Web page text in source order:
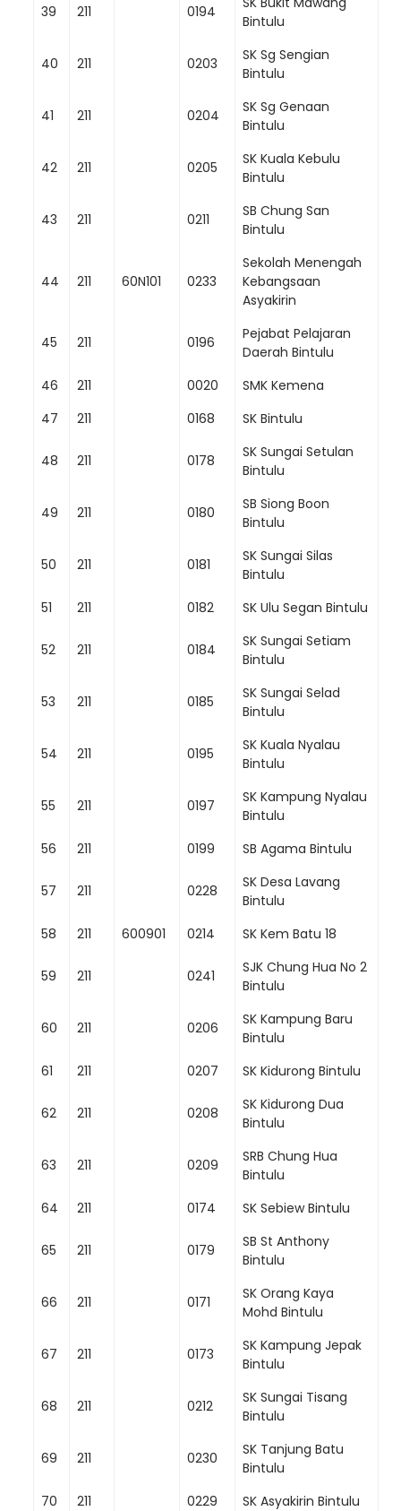
39 211 0194
Bintulu
40 211 0203
SK Sg Sengian
Bintulu
41 211 0204
SK Sg Genaan
Bintulu
42 211 0205
SK Kuala Kebulu
Bintulu
43 211 0211
SB Chung San
Bintulu
44 211 60N101 0233
Sekolah Menengah
Kebangsaan
Asyakirin
45 211
600901
0196
Pejabat Pelajaran
Daerah Bintulu
46
211 0020
SMK Kemena
47
211 0168 SK Bintulu
48 211 0178
SK Sungai Setulan
Bintulu
49 211 0180
SB Siong Boon
Bintulu
50 211 0181
SK Sungai Silas
Bintulu
51
211 0182 SK Ulu Segan Bintulu
52 211 0184
SK Sungai Setiam
Bintulu
53 211 0185
SK Sungai Selad
Bintulu
54 211 0195
SK Kuala Nyalau
Bintulu
55 211 0197
SK Kampung Nyalau
Bintulu
56
211 0199 SB Agama Bintulu
57 211 0228
SK Desa Lavang
Bintulu
58
211 0214 SK Kem Batu 18
59 211 0241
SJK Chung Hua No 2
Bintulu
60 211 0206
SK Kampung Baru
Bintulu
61
211 0207 SK Kidurong Bintulu
62 211 0208
SK Kidurong Dua
Bintulu
63 211 0209
SRB Chung Hua
Bintulu
64
211 0174 SK Sebiew Bintulu
65 211 0179
SB St Anthony
Bintulu
66 211 0171
SK Orang Kaya
Mohd Bintulu
67 211 0173
SK Kampung Jepak
Bintulu
68 211 0212
SK Sungai Tisang
Bintulu
69 211 0230
SK Tanjung Batu
Bintulu
70
211 0229
SK Asyakirin Bintulu